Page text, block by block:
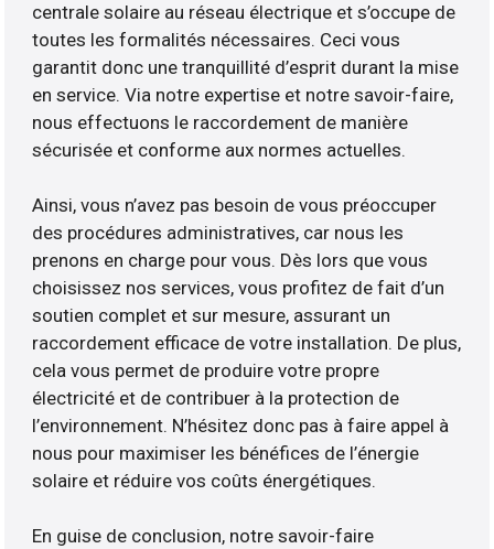
centrale solaire au réseau électrique et s’occupe de
toutes les formalités nécessaires. Ceci vous
garantit donc une tranquillité d’esprit durant la mise
en service. Via notre expertise et notre savoir-faire,
nous effectuons le raccordement de manière
sécurisée et conforme aux normes actuelles.
Ainsi, vous n’avez pas besoin de vous préoccuper
des procédures administratives, car nous les
prenons en charge pour vous. Dès lors que vous
choisissez nos services, vous profitez de fait d’un
soutien complet et sur mesure, assurant un
raccordement efficace de votre installation. De plus,
cela vous permet de produire votre propre
électricité et de contribuer à la protection de
l’environnement. N’hésitez donc pas à faire appel à
nous pour maximiser les bénéfices de l’énergie
solaire et réduire vos coûts énergétiques.
En guise de conclusion, notre savoir-faire